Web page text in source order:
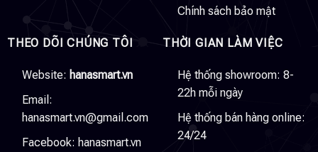
Chính sách bảo mật
THEO DÕI CHÚNG TÔI
Website: hanasmart.vn
Email:
hanasmart.vn@gmail.com
Facebook: hanasmart.vn
THỜI GIAN LÀM VIỆC
Hệ thống showroom: 8-
22h mỗi ngày
Hệ thống bán hàng online:
24/24